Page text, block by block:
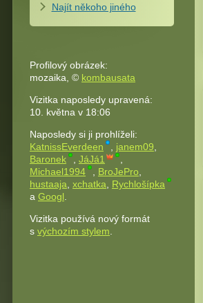
Najít někoho jiného
Profilový obrázek:
mozaika, © kombausata
Vizitka naposledy upravená:
10. května v 18:06
Naposledy si ji prohlíželi:
KatnissEverdeen
, janem09,
Baronek
, JáJá1
,
Michael1994
, BroJePro,
hustaaja, xchatka, Rychlošípka
a Googl.
Vizitka používá nový formát
s výchozím stylem.